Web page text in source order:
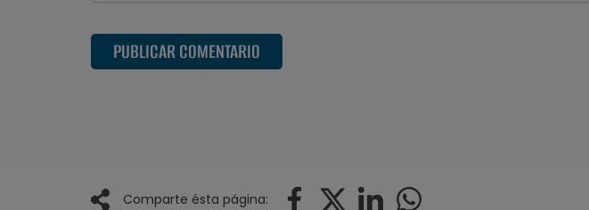
PUBLICAR COMENTARIO
Comparte ésta página: